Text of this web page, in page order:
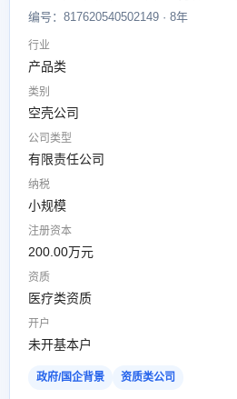
编号：817620540502149 · 8年
行业
产品类
类别
空壳公司
公司类型
有限责任公司
纳税
小规模
注册资本
200.00万元
资质
医疗类资质
开户
未开基本户
政府/国企背景 资质类公司